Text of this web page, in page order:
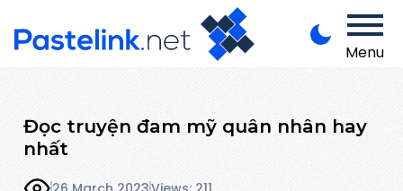
Menu
Đọc truyện đam mỹ quân nhân hay
nhất